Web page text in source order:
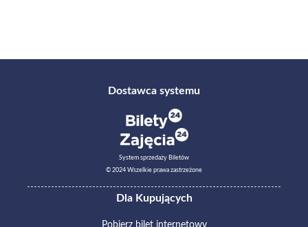
Dostawca systemu
System sprzedaży Biletów
© 2024 Wszelkie prawa zastrzeżone
Dla Kupujących
Pobierz bilet internetowy